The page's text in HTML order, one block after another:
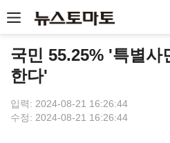
국민 55.25% '특별사
한다'
입력: 2024-08-21 16:26:44
수정: 2024-08-21 16:26:44